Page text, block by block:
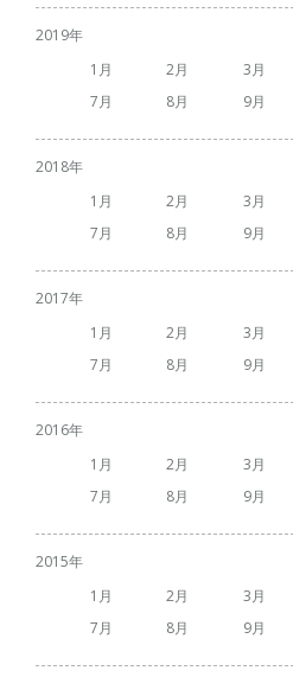
2019
1
2 3
7
8 9
2018
1
2 3
7
8 9
2017
1
2 3
7
8 9
2016
1
2 3
7
8 9
2015
1
2 3
7
8 9